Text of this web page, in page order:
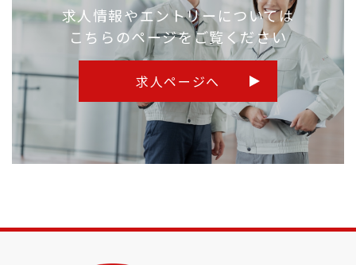
求人情報やエントリーについては
こちらのページをご覧ください
求人ページへ